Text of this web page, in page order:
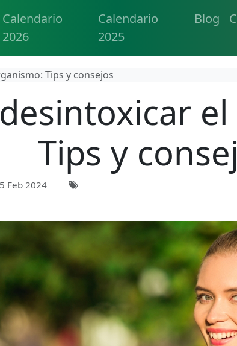
Calendario
2026
Calendario
2025
Blog
Tips y consejos
Tips y
Feb 2024